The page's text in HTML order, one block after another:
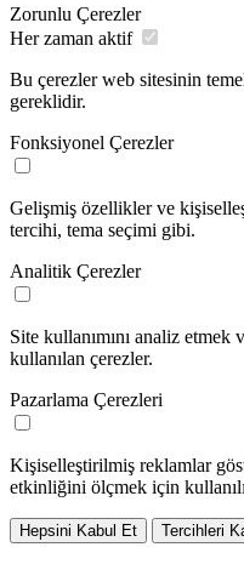
Zorunlu Çerezler
Her zaman aktif
Bu çerezler web sitesinin
gereklidir.
Fonksiyonel Çerezler
Gelişmiş özellikler ve
tercihi, tema seçimi gibi.
Analitik Çerezler
Site kullanımını analiz
kullanılan çerezler.
Pazarlama Çerezleri
Kişiselleştirilmiş reklamlar
etkinliğini ölçmek için
Hepsini Kabul Et Tercihleri